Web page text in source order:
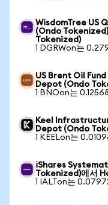
WisdomTree US
(Ondo
Tokenized)
1 DGRWon는
US Brent Oil
Depot (Ondo
1 BNOon는
Keel
Depot (Ondo
1 KEELon는
iShares
Tokenized)에서
1 IALTon는